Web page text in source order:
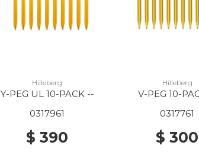
Hilleberg
Y-PEG UL 10-PACK --
0317961
$ 390
Hilleberg
V-PEG 10-
0317761
$ 300